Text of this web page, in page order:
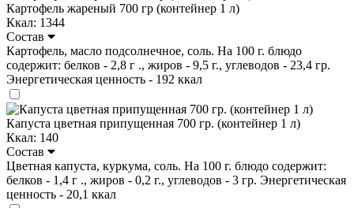
Картофель жареный 700 гр (контейнер 1 л)
Ккал: 1344
Состав
Картофель, масло подсолнечное, соль. На 100 г. блюдо
содержит: белков - 2,8 г ., жиров - 9,5 г., углеводов - 23,4 гр.
Энергетическая ценность - 192 ккал
Капуста цветная припущенная 700 гр. (контейнер 1 л)
Ккал: 140
Состав
Цветная капуста, куркума, соль. На 100 г. блюдо содержит:
белков - 1,4 г ., жиров - 0,2 г., углеводов - 3 гр. Энергетическая
ценность - 20,1 ккал